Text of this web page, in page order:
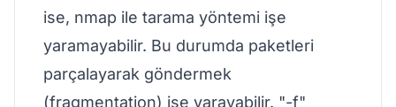
ise, nmap ile tarama yöntemi işe
yaramayabilir. Bu durumda paketleri
parçalayarak göndermek
(fragmentation) işe yarayabilir. "-f"